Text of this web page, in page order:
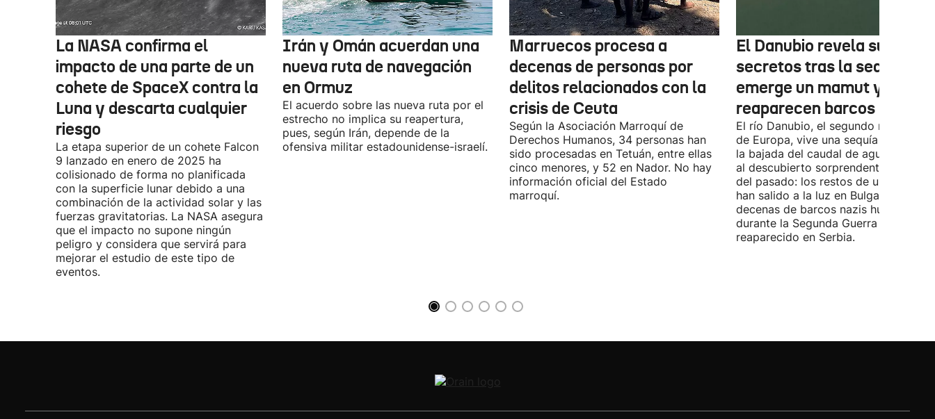
La NASA confirma el
impacto de una parte de un
cohete de SpaceX contra la
Luna y descarta cualquier
riesgo
La etapa superior de un cohete Falcon
9 lanzado en enero de 2025 ha
colisionado de forma no planificada
con la superficie lunar debido a una
combinación de la actividad solar y las
fuerzas gravitatorias. La NASA asegura
que el impacto no supone ningún
peligro y considera que servirá para
mejorar el estudio de este tipo de
eventos.
Irán y Omán acuerdan una
nueva ruta de navegación
en Ormuz
El acuerdo sobre las nueva ruta por el
estrecho no implica su reapertura,
pues, según Irán, depende de la
ofensiva militar estadounidense-israelí.
Marruecos procesa a
decenas de personas por
delitos relacionados con la
crisis de Ceuta
Según la Asociación Marroquí de
Derechos Humanos, 34 personas han
sido procesadas en Tetuán, entre ellas
cinco menores, y 52 en Nador. No hay
información oficial del Estado
marroquí.
El Danubio revela sus
secretos tras la sequía:
emerge un mamut y
reaparecen barcos nazis
El río Danubio, el segundo más largo
de Europa, vive una sequía histórica
la bajada del caudal de agua ha
al descubierto sorprendentes
del pasado: los restos de un mamut
han salido a la luz en Bulgaria y
decenas de barcos nazis hundidos
durante la Segunda Guerra Mundial
reaparecido en Serbia.